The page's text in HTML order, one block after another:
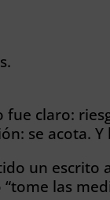
fue claro:
se acota. Y
un escrito
las